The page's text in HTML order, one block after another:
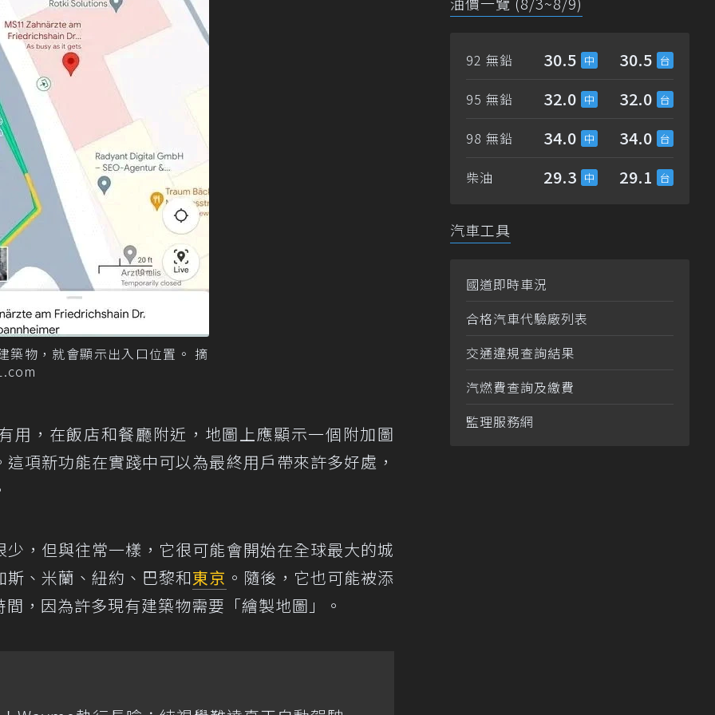
築物，就會顯示出入口位置。 摘
用，在飯店和餐廳附近，地圖上應顯示一個附加圖
項新功能在實踐中可以為最終用戶帶來許多好處，
，但與往常一樣，它很可能會開始在全球最大的城
、米蘭、紐約、巴黎和東京 。隨後，它也可能被添
，因為許多現有建築物需要「繪製地圖」。
92 無鉛 30.5 30.5
95 無鉛 32.0 32.0
98 無鉛 34.0 34.0
柴油 29.3 29.1
汽車工具
國道即時車況
合格汽車代驗廠列表
交通違規查詢結果
汽燃費查詢及繳費
監理服務網